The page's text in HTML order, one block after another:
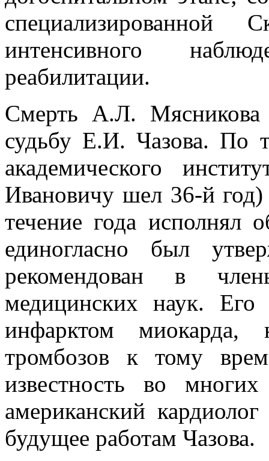
интенсивного
реабилитации.
Смерть А.Л. Мясникова
судьбу Е.И. Чазова. По
академического
Ивановичу шел 36-й
течение года исполнял
единогласно был
рекомендован в
медицинских наук.
инфарктом
тромбозов к тому
известность во
американский
будущее работам Чазова.